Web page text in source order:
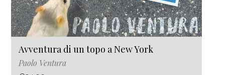
Avventura di un topo a New York
Paolo Ventura